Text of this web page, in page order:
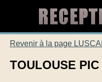
Revenir à la page
TOULOUSE PIC